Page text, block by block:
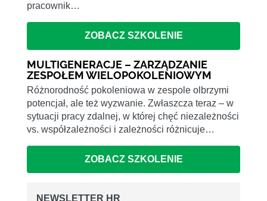
pracownik…
ZOBACZ SZKOLENIE
MULTIGENERACJE – ZARZĄDZANIE
ZESPOŁEM WIELOPOKOLENIOWYM
Różnorodność pokoleniowa w zespole olbrzymi
potencjał, ale też wyzwanie. Zwłaszcza teraz – w
sytuacji pracy zdalnej, w której chęć niezależności
vs. współzależności i zależności różnicuje…
ZOBACZ SZKOLENIE
NEWSLETTER HR